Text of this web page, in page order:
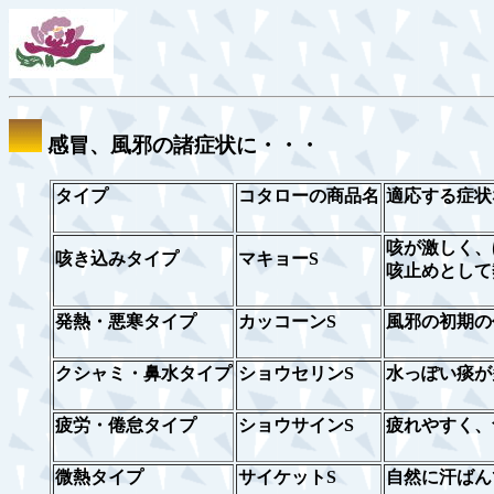
感冒、風邪の諸症状に・・・
タイプ コタローの商品名 適応する症
咳き込みタイプ マキョーS
咳が激しく
咳止めとし
発熱・悪寒タイプ カッコーンS 風邪の初期
クシャミ・鼻水タイプ ショウセリンS 水っぽい痰
疲労・倦怠タイプ ショウサインS 疲れやすく
微熱タイプ サイケットS 自然に汗ば